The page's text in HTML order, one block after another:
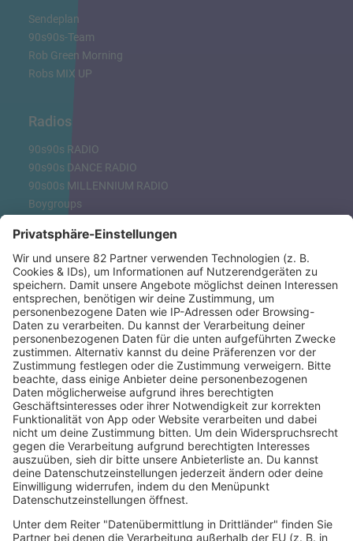
Sendeplan
90s90s-Team
Rob Green Morning
Robs MIX UP
Radios
90s90s RADIO
90s90s DANCE RADIO
90s00s MILLENNIUM RADIO
Boygroups
Clubhits
Dinnerparty
Eurodance
Grunge
Hiphop & Rap
Hiphop deutsch
House
Ibiza
Loveparade
Lovesongs
Mayday
Rave
Reggae
RnB Ballads
Rock
Soul & RnB